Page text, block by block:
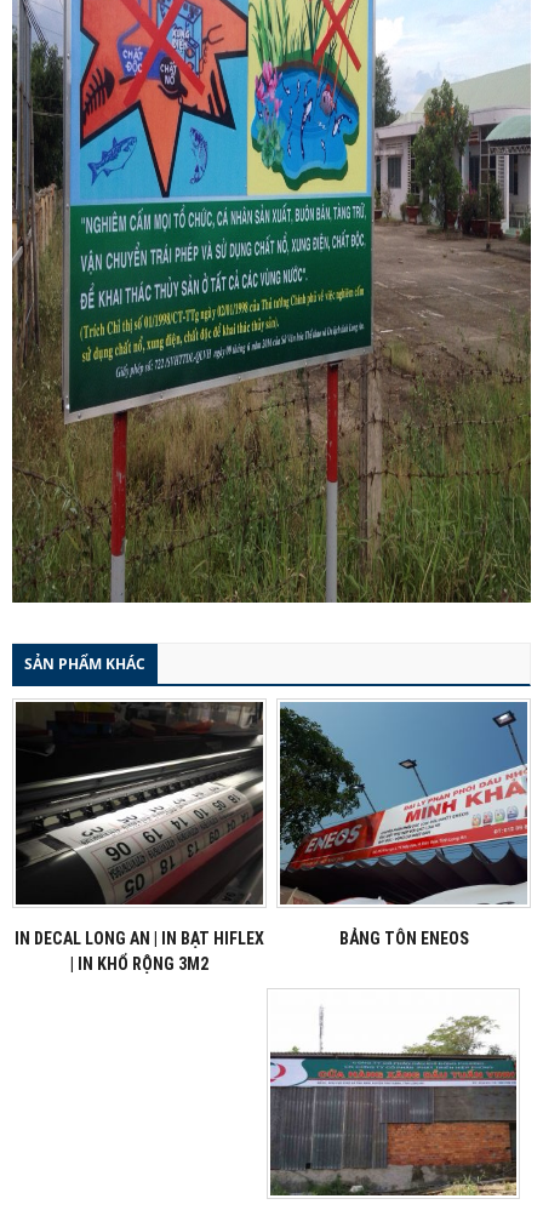
SẢN PHẨM KHÁC
IN DECAL LONG AN | IN BẠT HIFLEX
| IN KHỔ RỘNG 3M2
BẢNG TÔN ENEOS